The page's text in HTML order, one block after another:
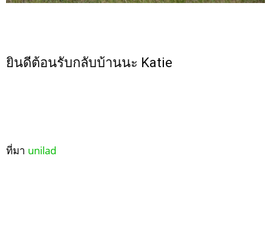
ยินดีต้อนรับกลับบ้านนะ Katie
ที่มา unilad